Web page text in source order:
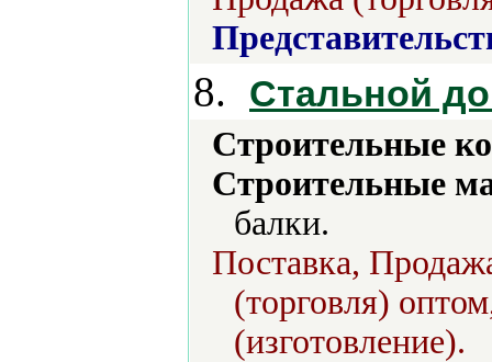
8. Стальной
Строительные
Строительные
балки.
Поставка,
(торговля)
(изготовление).